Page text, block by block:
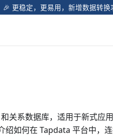
🎉️ 更稳定，更易用，新增数据转
关系数据库，适用于新式应
绍如何在 Tapdata 平台中，